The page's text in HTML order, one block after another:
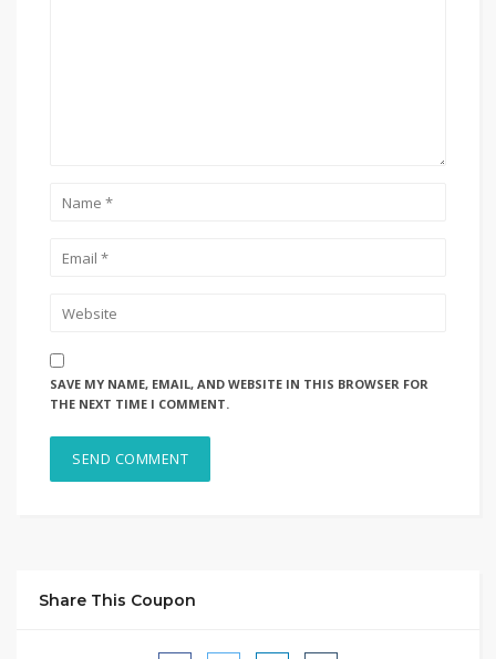
SAVE MY NAME, EMAIL, AND WEBSITE IN THIS BROWSER FOR
THE NEXT TIME I COMMENT.
Share This Coupon